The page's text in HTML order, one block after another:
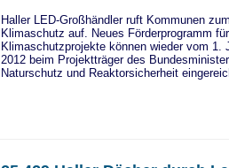
Haller LED-Großhändler ruft Kommunen
Klimaschutz auf. Neues Förderprogramm
Klimaschutzprojekte können wieder vom 1.
2012 beim Projektträger des
Naturschutz und Reaktorsicherheit